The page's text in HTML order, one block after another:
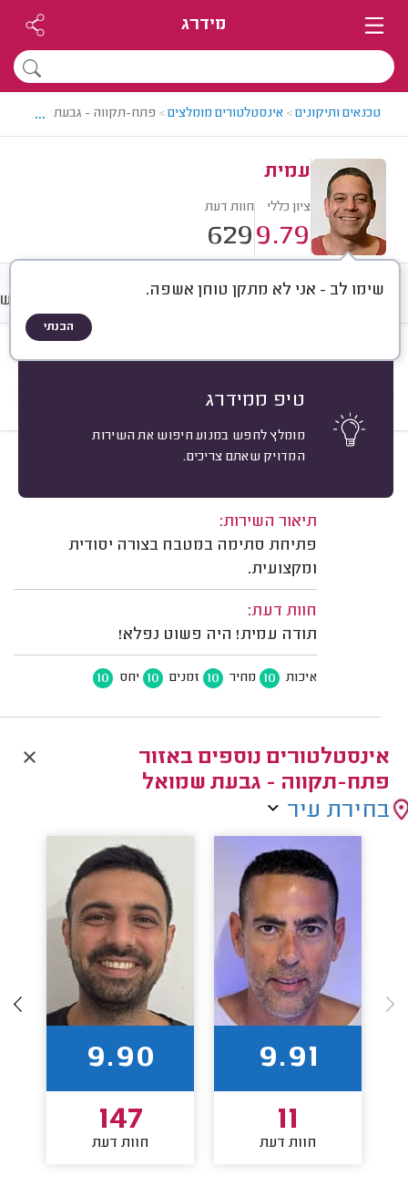
מידרג
טכנאים ותיקונים> אינסטלטורים מומלצים> פתח-תקווה - גבעת שמואל >
...
עמית
ציון כללי
9.79
חוות דעת
629
שימו לב - אני לא מתקן טוחן אשפה.
הבנתי
טיפ ממידרג
מומלץ לחפש במנוע חיפוש את השירות
המדויק שאתם צריכים.
חוות דעת מחירים
סוגי סתימות
שלומי להב, פתח תקווה.
תיאור השירות:
פתיחת סתימה במטבח בצורה יסודית
ומקצועית.
חוות דעת:
תודה עמית! היה פשוט נפלא!
איכות 10 מחיר 10 זמנים 10 יחס 10
אינסטלטורים נוספים באזור
פתח-תקווה - גבעת שמואל
בחירת עיר
9.91
11
חוות דעת
9.90
147
חוות דעת